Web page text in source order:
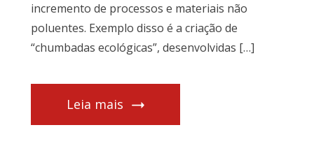
incremento de processos e materiais não
poluentes. Exemplo disso é a criação de
“chumbadas ecológicas”, desenvolvidas […]
Leia mais